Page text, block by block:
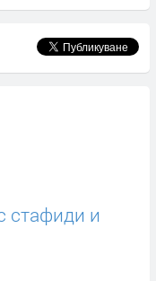
стафиди и